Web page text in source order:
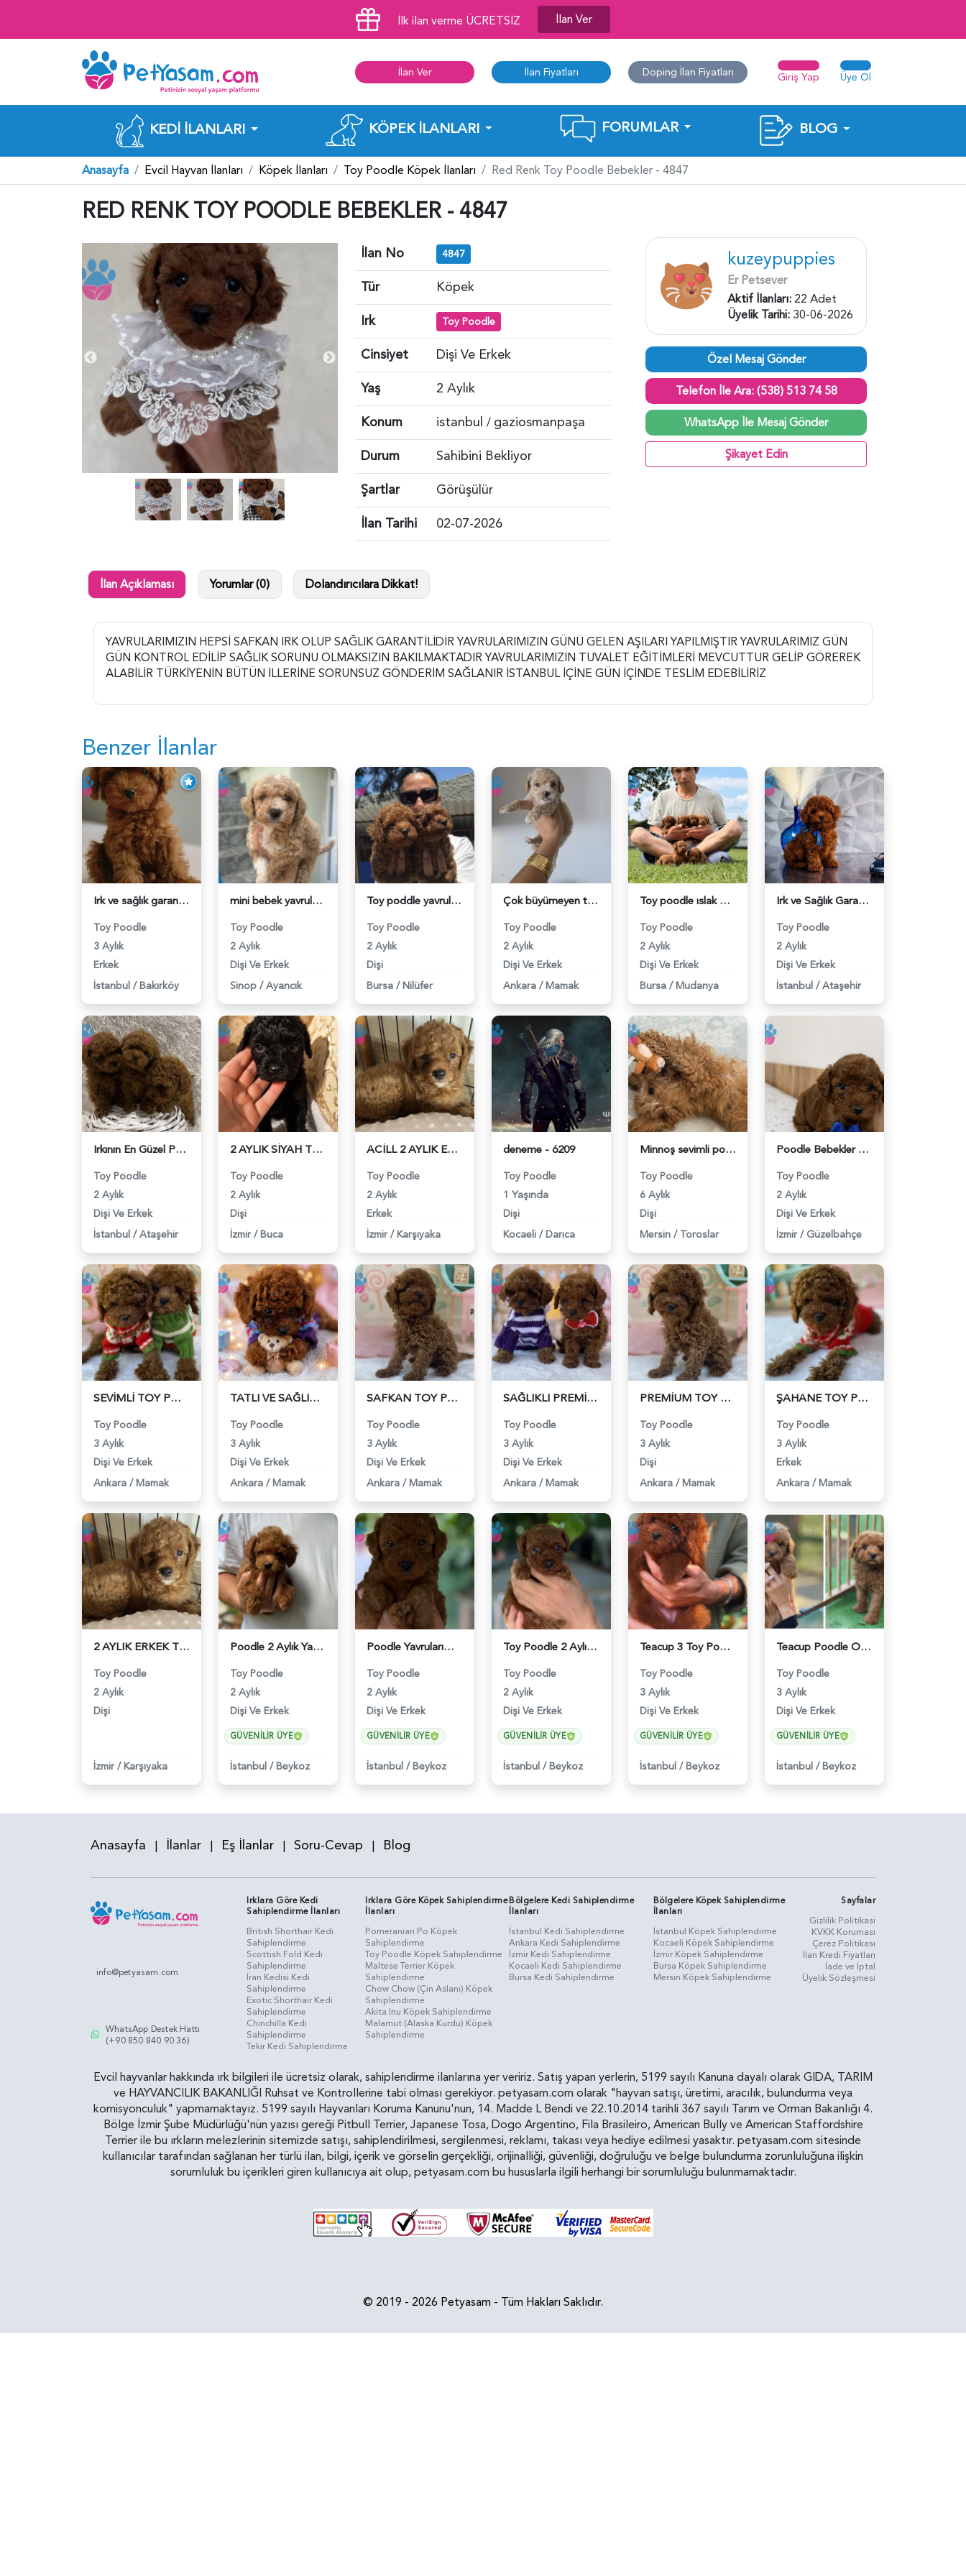
İlk ilan verme ÜCRETSİZ İlan Ver
İlan Ver İlan Fiyatları Doping İlan Fiyatları Giriş Yap Üye Ol
KEDI İLANLARI KÖPEK İLANLARI FORUMLAR BLOG
Anasayfa Evcil Hayvan İlanları Köpek İlanları Toy Poodle Köpek İlanları Red Renk Toy Poodle Bebekler - 4847
RED RENK TOY POODLE BEBEKLER - 4847
İlan No 4847
Tür
Köpek
Irk
Toy Poodle
Cinsiyet
Dişi Ve Erkek
Yaş
2 Aylık
Konum
istanbul / gaziosmanpaşa
Durum
Sahibini Bekliyor
Şartlar
Görüşülür
İlan Tarihi
02-07-2026
kuzeypuppies
Er Petsever
Aktif İlanları:22 Adet
Üyelik Tarihi:30-06-2026
Özel Mesaj Gönder
Telefon İle Ara: (538) 513 74 58
WhatsApp İle Mesaj Gönder
Şikayet Edin
İlan Açıklaması Yorumlar (0) Dolandırıcılara Dikkat!
YAVRULARIMIZIN HEPSİ SAFKAN IRK OLUP SAĞLIK GARANTİLİDİR YAVRULARIMIZIN GÜNÜ GELEN AŞILARI YAPILMIŞTIR YAVRULARIMIZ GÜN
GÜN KONTROL EDİLİP SAĞLIK SORUNU OLMAKSIZIN BAKILMAKTADIR YAVRULARIMIZIN TUVALET EĞİTİMLERİ MEVCUTTUR GELİP GÖREREK
ALABİLİR TÜRKİYENİN BÜTÜN İLLERİNE SORUNSUZ GÖNDERİM SAĞLANIR İSTANBUL İÇİNE GÜN İÇİNDE TESLİM EDEBİLİRİZ
Benzer İlanlar
Irk ve sağlık garantili ev doğumlu Toy Poodle baba sahibi KDF kayıtlıdır - 6015
Toy Poodle
3 Aylık
Erkek
İstanbul /Bakırköy
mini bebek yavrular - 6315
Toy Poodle
2 Aylık
Dişi Ve Erkek
Sinop /Ayancık
Toy poddle yavrularım sağlık ve ırk garantilidir - 6230
Toy Poodle
2 Aylık
Dişi
Bursa /Nilüfer
Çok büyümeyen tuvalet eğitimli minnaklarım - 6246
Toy Poodle
2 Aylık
Dişi Ve Erkek
Ankara /Mamak
Toy poodle ıslak burun yavrular - 6248
Toy Poodle
2 Aylık
Dişi Ve Erkek
Bursa /Mudanya
Irk ve Sağlık Garantili Toy Poodle Yavrular - 6219
Toy Poodle
2 Aylık
Dişi Ve Erkek
İstanbul /Ataşehir
Irkının En Güzel Poodle Bebekleri - 6220
Toy Poodle
2 Aylık
Dişi Ve Erkek
İstanbul /Ataşehir
2 AYLIK SİYAH TOY POODLE - 6227
Toy Poodle
2 Aylık
Dişi
İzmir/Buca
ACİLL 2 AYLIK ERKEK TOY POODLE - 6229
Toy Poodle
2 Aylık
Erkek
İzmir/Karşıyaka
deneme - 6209
Toy Poodle
1 Yaşında
Dişi
Kocaeli /Darıca
Minnoş sevimli poddle - 6210
Toy Poodle
6 Aylık
Dişi
Mersin / Toroslar
Poodle Bebekler - 6224
Toy Poodle
2 Aylık
Dişi Ve Erkek
İzmir/ Güzelbahçe
SEVİMLİ TOY POODLE YAVRUSU - 6203
Toy Poodle
3 Aylık
Dişi Ve Erkek
Ankara /Mamak
TATLI VE SAĞLIKLI TOY POODLE YAVRULAR - 6204
Toy Poodle
3 Aylık
Dişi Ve Erkek
Ankara /Mamak
SAFKAN TOY POODLE YAVRU - 6205
Toy Poodle
3 Aylık
Dişi Ve Erkek
Ankara /Mamak
SAĞLIKLI PREMİUM TOY POODLE YAVRULAR - 6206
Toy Poodle
3 Aylık
Dişi Ve Erkek
Ankara /Mamak
PREMİUM TOY POODLE YAVRULARI - 6200
Toy Poodle
3 Aylık
Dişi
Ankara /Mamak
ŞAHANE TOY POODLE YAVRULARI - 6201
Toy Poodle
3 Aylık
Erkek
Ankara /Mamak
2 AYLIK ERKEK TOY POODLE - 6218
Toy Poodle
2 Aylık
Dişi
İzmir/Karşıyaka
Poodle 2 Aylık Yavrularımız Yuva Arıyor - 6181
Toy Poodle
2 Aylık
Dişi Ve Erkek
GÜVENILIR ÜYE
İstanbul /Beykoz
Poodle Yavrularımız 2 Aylıklar - 6180
Toy Poodle
2 Aylık
Dişi Ve Erkek
GÜVENILIR ÜYE
İstanbul /Beykoz
Toy Poodle 2 Aylık Bebeğimiz - 6176
Toy Poodle
2 Aylık
Dişi Ve Erkek
GÜVENILIR ÜYE
İstanbul /Beykoz
Teacup 3 Toy Poodle Dişi ve Erkek Yavru - 5963
Toy Poodle
3 Aylık
Dişi Ve Erkek
GÜVENILIR ÜYE
İstanbul /Beykoz
Teacup Poodle Oyuncu Yavrularımız - 5966
Toy Poodle
3 Aylık
Dişi Ve Erkek
GÜVENILIR ÜYE
İstanbul /Beykoz
Anasayfa | İlanlar | Eş İlanlar | Soru-Cevap | Blog
info@petyasam.com
WhatsApp Destek Hattı
(+90 850 840 90 36)
Irklara Göre Kedi
Sahiplendirme İlanları
British Shorthair Kedi
Sahiplendirme
Scottish Fold Kedi
Sahiplendirme
İran Kedisi Kedi
Sahiplendirme
Exotic Shorthair Kedi
Sahiplendirme
Chinchilla Kedi
Sahiplendirme
Tekir Kedi Sahiplendirme
Irklara Göre Köpek Sahiplendirme
İlanları
Pomeranian Po Köpek
Sahiplendirme
Toy Poodle Köpek Sahiplendirme
Maltese Terrier Köpek
Sahiplendirme
Chow Chow (Çin Aslanı) Köpek
Sahiplendirme
Akita Inu Köpek Sahiplendirme
Malamut (Alaska Kurdu) Köpek
Sahiplendirme
Bölgelere Kedi Sahiplendirme
İlanları
İstanbul Kedi Sahiplendirme
Ankara Kedi Sahiplendirme
İzmir Kedi Sahiplendirme
Kocaeli Kedi Sahiplendirme
Bursa Kedi Sahiplendirme
Bölgelere Köpek Sahiplendirme
İlanları
İstanbul Köpek Sahiplendirme
Kocaeli Köpek Sahiplendirme
İzmir Köpek Sahiplendirme
Bursa Köpek Sahiplendirme
Mersin Köpek Sahiplendirme
Sayfalar
Gizlilik Politikasi
KVKK Koruması
Çerez Politikası
İlan Kredi Fiyatları
İade ve İptal
Üyelik Sözleşmesi
Evcil hayvanlar hakkında ırk bilgileri ile ücretsiz olarak, sahiplendirme ilanlarına yer veririz. Satış yapan yerlerin, 5199 sayılı Kanuna dayalı olarak GIDA, TARIM
ve HAYVANCILIK BAKANLIĞI Ruhsat ve Kontrollerine tabi olması gerekiyor. petyasam.com olarak "hayvan satışı, üretimi, aracılık, bulundurma veya
komisyonculuk" yapmamaktayız. 5199 sayılı Hayvanları Koruma Kanunu'nun, 14. Madde L Bendi ve 22.10.2014 tarihli 367 sayılı Tarım ve Orman Bakanlığı 4.
Bölge İzmir Şube Müdürlüğü'nün yazısı gereği Pitbull Terrier, Japanese Tosa, Dogo Argentino, Fila Brasileiro, American Bully ve American Staffordshire
Terrier ile bu ırkların melezlerinin sitemizde satışı, sahiplendirilmesi, sergilenmesi, reklamı, takası veya hediye edilmesi yasaktır. petyasam.com sitesinde
kullanıcılar tarafından sağlanan her türlü ilan, bilgi, içerik ve görselin gerçekliği, orijinalliği, güvenliği, doğruluğu ve belge bulundurma zorunluluğuna ilişkin
sorumluluk bu içerikleri giren kullanıcıya ait olup, petyasam.com bu hususlarla ilgili herhangi bir sorumluluğu bulunmamaktadır.
© 2019 - 2026 Petyasam - Tüm Hakları Saklıdır.